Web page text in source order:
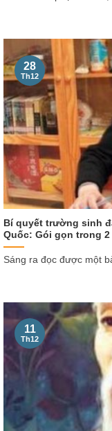
Bí quyết trường sinh
Quốc: Gói gọn trong
Sáng ra đọc được một
28
Th12
11
Th12